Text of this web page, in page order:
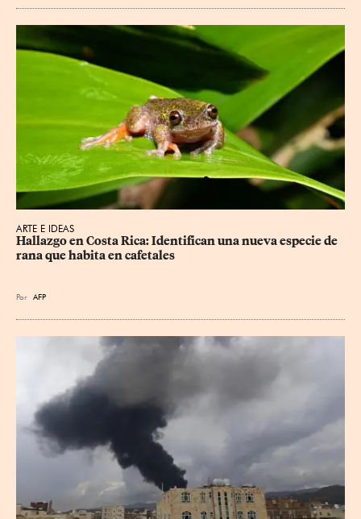
ARTE E IDEAS
Hallazgo en Costa Rica: Identifican una nueva especie de
rana que habita en cafetales
Por AFP